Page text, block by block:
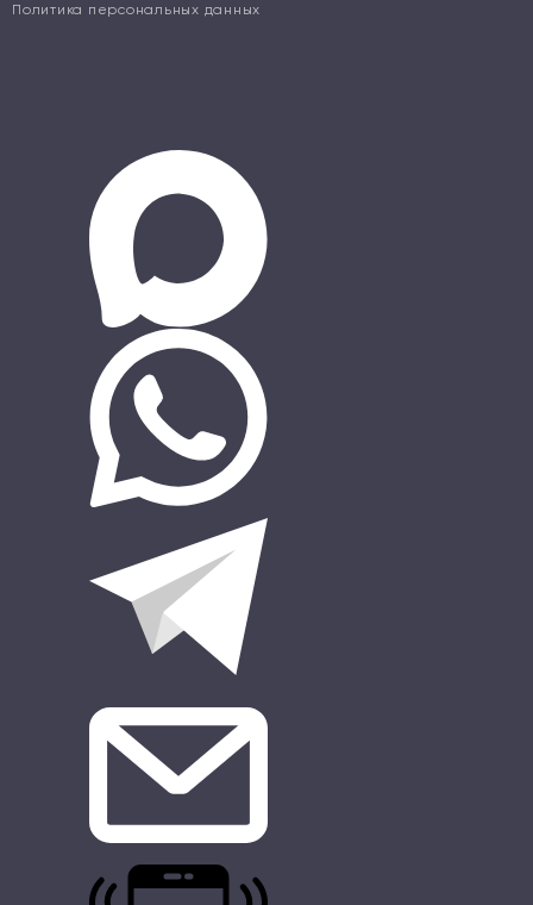
Политика персональных данных